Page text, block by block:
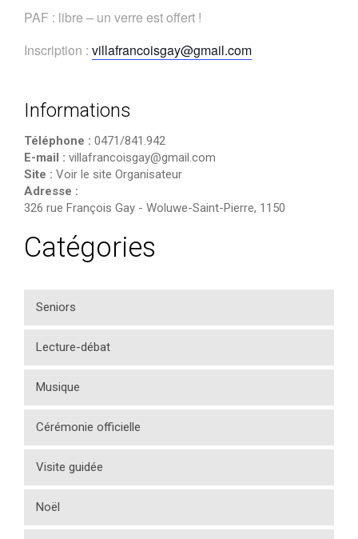
PAF : libre – un verre est offert !
Inscription : villafrancoisgay@gmail.com
Informations
Téléphone : 0471/841.942
E-mail : villafrancoisgay@gmail.com
Site : Voir le site Organisateur
Adresse :
326 rue François Gay - Woluwe-Saint-Pierre, 1150
Catégories
Seniors
Lecture-débat
Musique
Cérémonie officielle
Visite guidée
Noël